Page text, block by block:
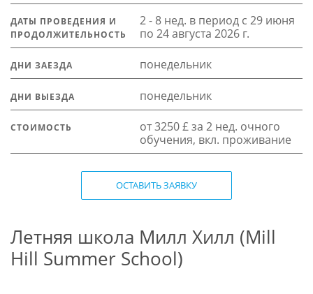
ДАТЫ ПРОВЕДЕНИЯ И
ПРОДОЛЖИТЕЛЬНОСТЬ
2 - 8 нед. в период с 29 июня
по 24 августа 2026 г.
ДНИ ЗАЕЗДА понедельник
ДНИ ВЫЕЗДА понедельник
СТОИМОСТЬ
от 3250 £ за 2 нед. очного
обучения, вкл. проживание
ОСТАВИТЬ ЗАЯВКУ
Летняя школа Милл Хилл (Mill
Hill Summer School)